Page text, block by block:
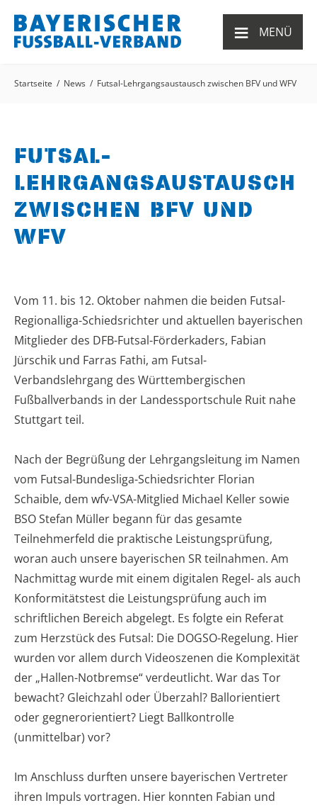
≡ MENÜ
Startseite News Futsal-Lehrgangsaustausch zwischen BFV und WFV
FUTSAL-
LEHRGANGSAUSTAUSCH
ZWISCHEN BFV UND
WFV
Vom 11. bis 12. Oktober nahmen die beiden Futsal-
Regionalliga-Schiedsrichter und aktuellen bayerischen
Mitglieder des DFB-Futsal-Förderkaders, Fabian
Jürschik und Farras Fathi, am Futsal-
Verbandslehrgang des Württembergischen
Fußballverbands in der Landessportschule Ruit nahe
Stuttgart teil.
Nach der Begrüßung der Lehrgangsleitung im Namen
vom Futsal-Bundesliga-Schiedsrichter Florian
Schaible, dem wfv-VSA-Mitglied Michael Keller sowie
BSO Stefan Müller begann für das gesamte
Teilnehmerfeld die praktische Leistungsprüfung,
woran auch unsere bayerischen SR teilnahmen. Am
Nachmittag wurde mit einem digitalen Regel- als auch
Konformitätstest die Leistungsprüfung auch im
schriftlichen Bereich abgelegt. Es folgte ein Referat
zum Herzstück des Futsal: Die DOGSO-Regelung. Hier
wurden vor allem durch Videoszenen die Komplexität
der „Hallen-Notbremse“ verdeutlicht. War das Tor
bewacht? Gleichzahl oder Überzahl? Ballorientiert
oder gegnerorientiert? Liegt Ballkontrolle
(unmittelbar) vor?
Im Anschluss durften unsere bayerischen Vertreter
ihren Impuls vortragen. Hier konnten Fabian und